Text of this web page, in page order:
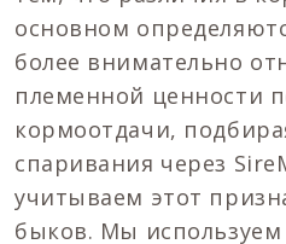
основном
более внимательно
племенной ценности
кормоотдачи,
спаривания через
учитываем этот
быков. Мы используем